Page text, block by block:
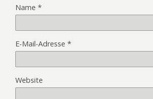
Name *
E-Mail-Adresse *
Website